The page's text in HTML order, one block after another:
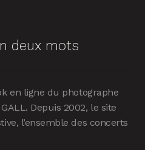
deux mots
en ligne du photographe
Depuis 2002, le site
l’ensemble des concerts